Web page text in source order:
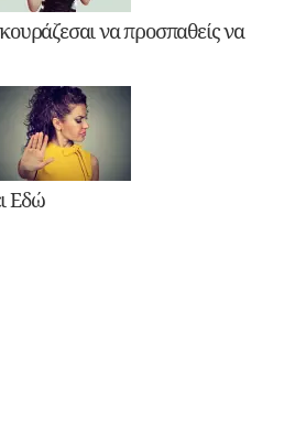
να προσπαθείς να
Εδώ